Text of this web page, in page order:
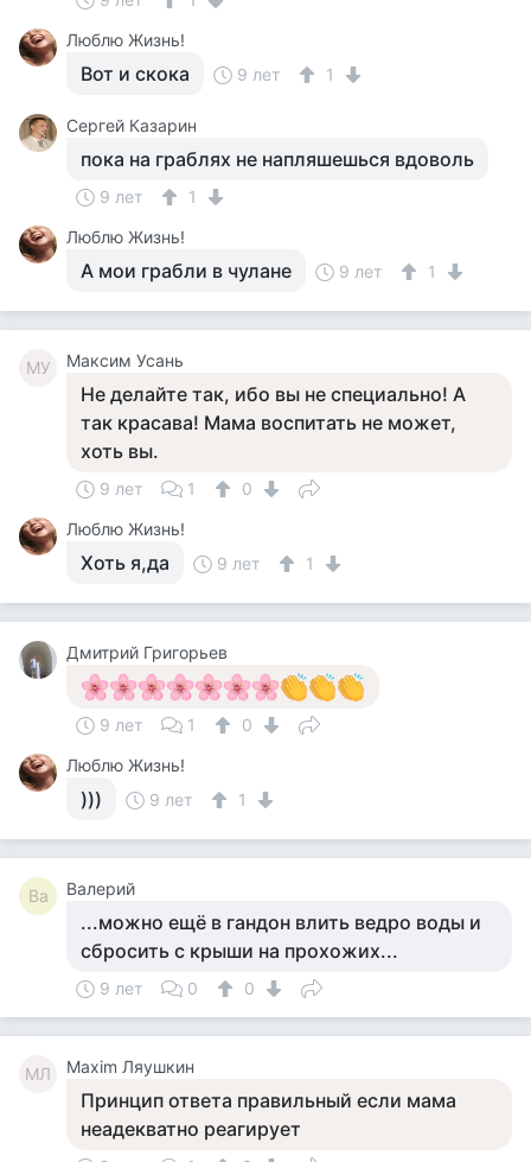
Люблю Жизнь!
Вот и скока 9 лет 1
Сергей Казарин
пока на граблях не напляшешься вдоволь
9 лет
1
Люблю Жизнь!
А мои грабли в чулане 9 лет 1
МУ Максим Усань
Не делайте так, ибо вы не специально! А
так красава! Мама воспитать не может,
хоть вы.
9 лет 1
0
Люблю Жизнь!
Хоть я,да 9 лет 1
Дмитрий Григорьев
9 лет 1
0
Люблю Жизнь!
))) 9 лет 1
Ва Валерий
...можно ещё в гандон влить ведро воды и
сбросить с крыши на прохожих...
9 лет 0 0
MЛ Maxim Ляушкин
Принцип ответа правильный если мама
неадекватно реагирует